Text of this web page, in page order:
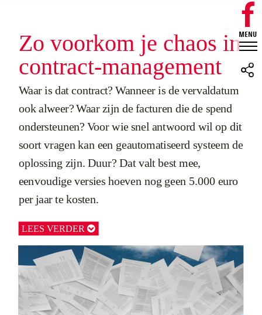
Zo voorkom je chaos in
contract-management
Waar is dat contract? Wanneer is de vervaldatum
ook alweer? Waar zijn de facturen die de spend
ondersteunen? Voor wie snel antwoord wil op dit
soort vragen kan een geautomatiseerd systeem de
oplossing zijn. Duur? Dat valt best mee,
eenvoudige versies hoeven nog geen 5.000 euro
per jaar te kosten.
LEES VERDER